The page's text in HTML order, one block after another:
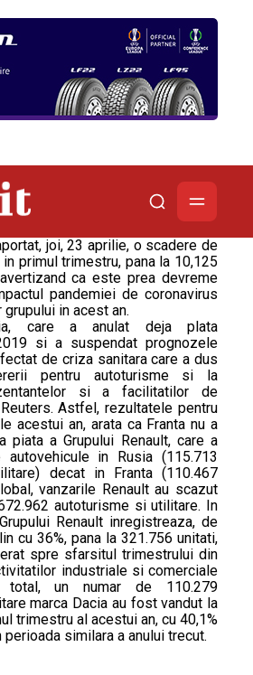
joi, 23 aprilie, o scadere de
primul trimestru, pana la 10,125
ca este prea devreme
pandemiei de coronavirus
in acest an.
care a anulat deja plata
si a suspendat prognozele
de criza sanitara care a dus
pentru autoturisme si la
si a facilitatilor de
Astfel, rezultatele pentru
acestui an, arata ca Franta nu a
piata a Grupului Renault, care a
in Rusia (115.713
decat in Franta (110.467
vanzarile Renault au scazut
autoturisme si utilitare. In
Renault inregistreaza, de
cu 36%, pana la 321.756 unitati,
spre sfarsitul trimestrului din
industriale si comerciale
un numar de 110.279
marca Dacia au fost vandut la
trimestru al acestui an, cu 40,1%
similara a anului trecut.